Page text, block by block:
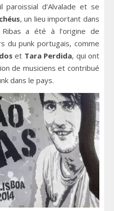
paroissial d’Alvalade et se
, un lieu important dans
a été à l’origine de
du punk portugais, comme
et Tara Perdida, qui ont
de musiciens et contribué
dans le pays.